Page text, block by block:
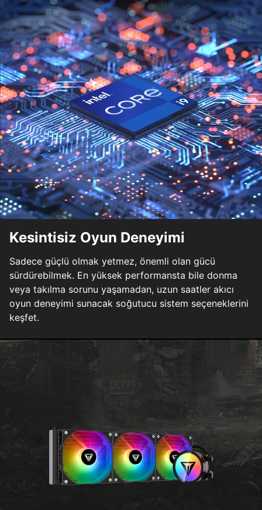
Kesintisiz Oyun Deneyimi
Sadece güçlü olmak yetmez, önemli olan gücü
sürdürebilmek. En yüksek performansta bile donma
veya takılma sorunu yaşamadan, uzun saatler akıcı
oyun deneyimi sunacak soğutucu sistem seçeneklerini
keşfet.